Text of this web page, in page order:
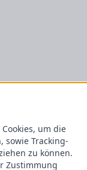
um die
sowie Tracking-
zu können.
Zustimmung